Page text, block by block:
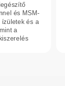
és MSM-
és a
a